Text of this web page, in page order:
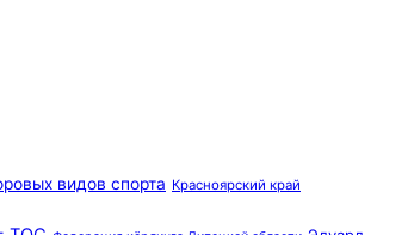
видов спорта Красноярский край